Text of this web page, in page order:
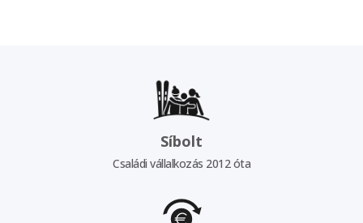
Síbolt
Családi vállalkozás 2012 óta